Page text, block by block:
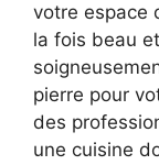
votre espace
la fois beau
pierre pour
des
une cuisine